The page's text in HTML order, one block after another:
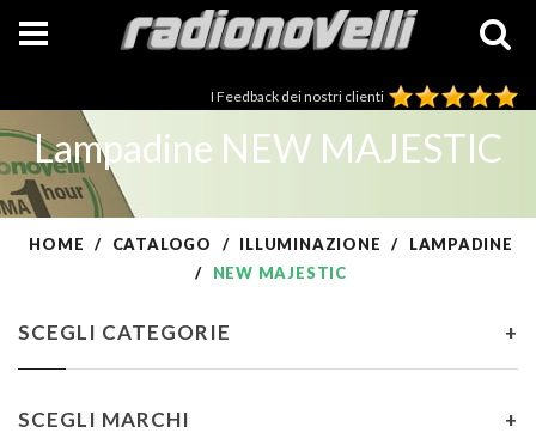
I Feedback dei nostri clienti
Lampadine NEW MAJESTIC
HOME CATALOGO ILLUMINAZIONE
LAMPADINE
NEW MAJESTIC
SCEGLI CATEGORIE +
SCEGLI MARCHI +